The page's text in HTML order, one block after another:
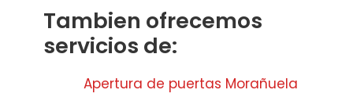
Tambien ofrecemos
servicios de:
Apertura de puertas Morañuela